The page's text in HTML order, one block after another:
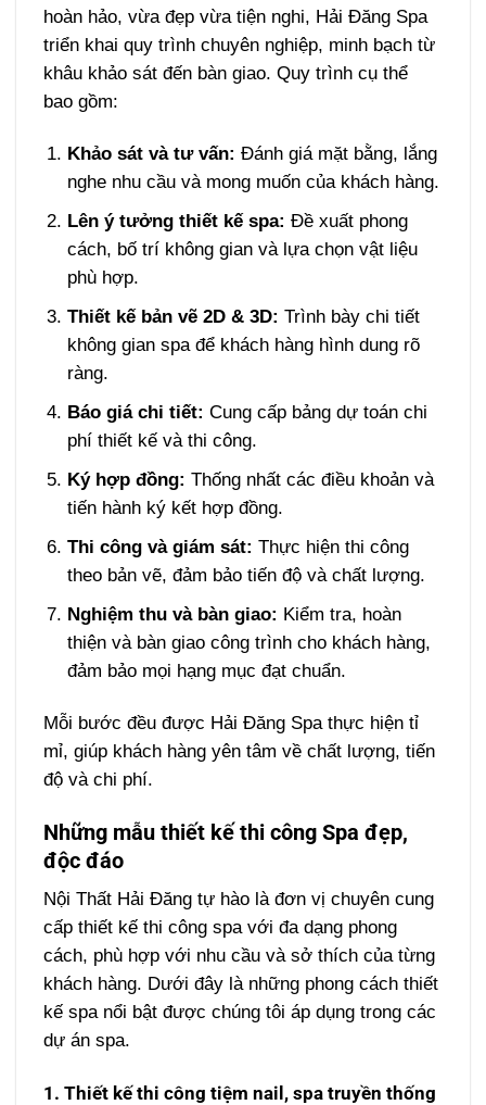
hoàn hảo, vừa đẹp vừa tiện nghi, Hải Đăng Spa
triển khai quy trình chuyên nghiệp, minh bạch từ
khâu khảo sát đến bàn giao. Quy trình cụ thể
bao gồm:
Khảo sát và tư vấn:Đánh giá mặt bằng, lắng
nghe nhu cầu và mong muốn của khách hàng.
Lên ý tưởng thiết kế spa: Đề xuất phong
cách, bố trí không gian và lựa chọn vật liệu
phù hợp.
Thiết kế bản vẽ 2D & 3D:Trình bày chi tiết
không gian spa để khách hàng hình dung rõ
ràng.
Báo giá chi tiết: Cung cấp bảng dự toán chi
phí thiết kế và thi công.
Ký hợp đồng:Thống nhất các điều khoản và
tiến hành ký kết hợp đồng.
Thi công và giám sát:Thực hiện thi công
theo bản vẽ, đảm bảo tiến độ và chất lượng.
Nghiệm thu và bàn giao: Kiểm tra, hoàn
thiện và bàn giao công trình cho khách hàng,
đảm bảo mọi hạng mục đạt chuẩn.
Mỗi bước đều được Hải Đăng Spa thực hiện tỉ
mỉ, giúp khách hàng yên tâm về chất lượng, tiến
độ và chi phí.
Những mẫu thiết kế thi công Spa đẹp,
độc đáo
Nội Thất Hải Đăng tự hào là đơn vị chuyên cung
cấp thiết kế thi công spa với đa dạng phong
cách, phù hợp với nhu cầu và sở thích của từng
khách hàng. Dưới đây là những phong cách thiết
kế spa nổi bật được chúng tôi áp dụng trong các
dự án spa.
1. Thiết kế thi công tiệm nail, spa truyền thống